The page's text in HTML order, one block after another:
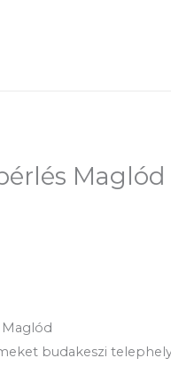
Maglód
budakeszi